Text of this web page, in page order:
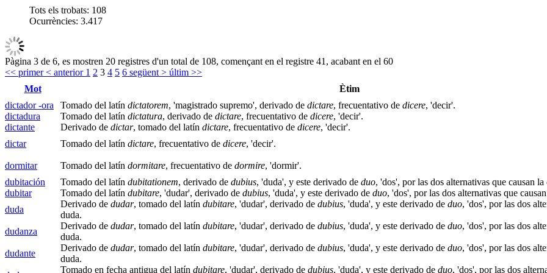
Tots els trobats: 108
Ocurrències: 3.417
Pàgina 3 de 6, es mostren 20 registres d'un total de 108, començant en el registre 41, acabant en el 60
<< primer< anterior 1 2 3 4 5 6 següent > últim >>
Mot
Ètim
dictador -ora
Tomado del latín dictatorem, 'magistrado supremo', derivado de dictare, frecuentativo de dicere, 'decir'.
dictadura
Tomado del latín dictatura, derivado de dictare, frecuentativo de dicere, 'decir'.
dictante
Derivado de dictar, tomado del latín dictare, frecuentativo de dicere, 'decir'.
dictar
Tomado del latín dictare, frecuentativo de dicere, 'decir'.
dormitar Tomado del latín dormitare, frecuentativo de dormire, 'dormir'.
dubitación
Tomado del latín dubitationem, derivado de dubius, 'duda', y este derivado de duo, 'dos', por las dos alternativas que causan la
dubitar
Tomado del latín dubitare, 'dudar', derivado de dubius, 'duda', y este derivado de duo, 'dos', por las dos alternativas que
duda
Derivado de dudar, tomado del latín dubitare, 'dudar', derivado de dubius, 'duda', y este derivado de duo, 'dos', por las dos
duda.
dudanza
Derivado de dudar, tomado del latín dubitare, 'dudar', derivado de dubius, 'duda', y este derivado de duo, 'dos', por las dos
duda.
dudante
Derivado de dudar, tomado del latín dubitare, 'dudar', derivado de dubius, 'duda', y este derivado de duo, 'dos', por las dos
duda.
Tomado en fecha antigua del latín dubitare, 'dudar', derivado de dubius, 'duda', y este derivado de duo, 'dos', por las dos